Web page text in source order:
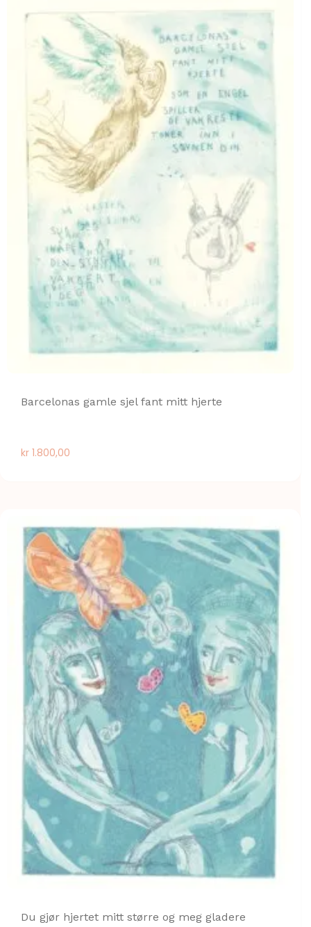
Barcelonas gamle sjel fant mitt hjerte
kr 1.800,00
Du gjør hjertet mitt større og meg gladere